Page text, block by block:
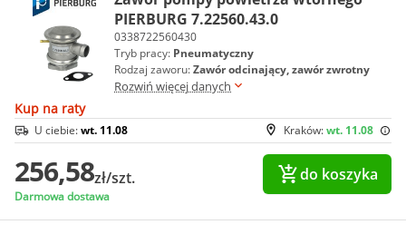
PIERBURG 7.22560.43.0
0338722560430
Tryb pracy: Pneumatyczny
Rodzaj zaworu:Zawór odcinający, zawór zwrotny
Rozwiń więcej danych
Kup na raty
Kraków:wt. 11.08
U ciebie:wt. 11.08
256,58zł/szt.
Darmowa dostawa
do koszyka